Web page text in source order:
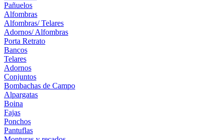
Pañuelos
Alfombras
Alfombras/ Telares
Adornos/ Alfombras
Porta Retrato
Bancos
Telares
Adornos
Conjuntos
Bombachas de Campo
Alpargatas
Boina
Fajas
Ponchos
Pantuflas